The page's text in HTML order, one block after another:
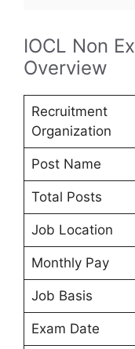
IOCL Non
Overview
Recruitment
Organization
Post Name
Total Posts
Job Location
Monthly Pay
Job Basis
Exam Date